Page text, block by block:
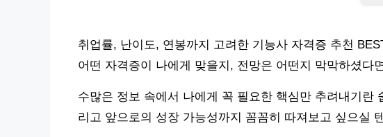
취업률, 난이도, 연봉까지 고려한 기능사 자격증 추천
어떤 자격증이 나에게 맞을지, 전망은 어떤지 막막하셨다
수많은 정보 속에서 나에게 꼭 필요한 핵심만 추려내기란
리고 앞으로의 성장 가능성까지 꼼꼼히 따져보고 싶으실